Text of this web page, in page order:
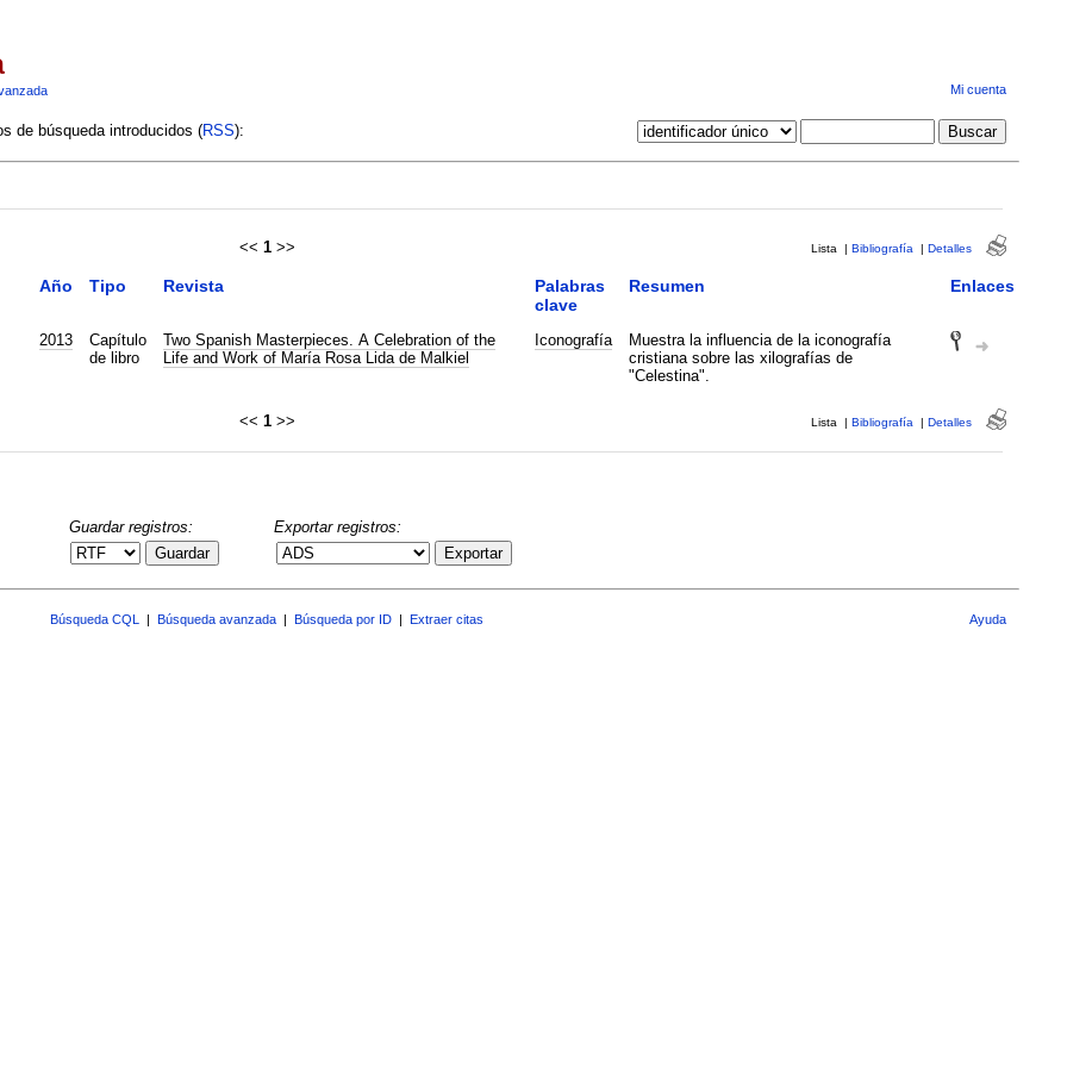
Mi cuenta
de búsqueda introducidos (RSS):
<< 1 >> Lista | Bibliografía | Detalles
Año Tipo Revista
Palabras
clave
Resumen Enlaces
2013
Capítulo
de libro
Two Spanish Masterpieces. A Celebration of the
Life and Work of María Rosa Lida de Malkiel
Iconografía
Muestra la influencia de la iconografía
cristiana sobre las xilografías de
"Celestina".
<< 1 >> Lista | Bibliografía | Detalles
Guardar registros:
Guardar
Exportar registros:
Exportar
Búsqueda CQL Búsqueda avanzada Búsqueda por ID Extraer citas Ayuda